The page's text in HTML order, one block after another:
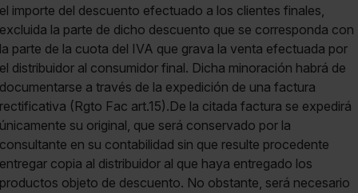
el importe del descuento efectuado a los clientes finales,
excluida la parte de dicho descuento que se corresponda con
la parte de la cuota del IVA que grava la venta efectuada por
el distribuidor al consumidor final. Dicha minoración habrá de
documentarse a través de la expedición de una factura
rectificativa (Rgto Fac art.15).De la citada factura se expedirá
únicamente su original, que será conservado por la
consultante en su contabilidad sin que resulte procedente
entregar copia al distribuidor al que haya entregado los
productos objeto de descuento. No obstante, será necesario